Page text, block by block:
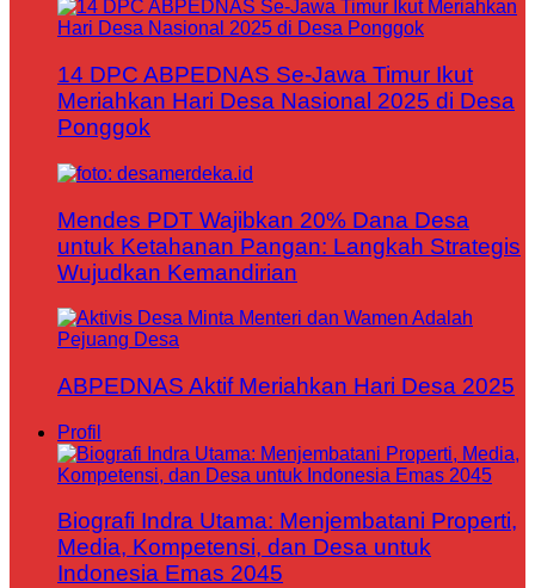
14 DPC ABPEDNAS Se-Jawa Timur Ikut
Meriahkan Hari Desa Nasional 2025 di Desa
Ponggok
Mendes PDT Wajibkan 20% Dana Desa
untuk Ketahanan Pangan: Langkah Strategis
Wujudkan Kemandirian
ABPEDNAS Aktif Meriahkan Hari Desa 2025
Profil
Biografi Indra Utama: Menjembatani Properti,
Media, Kompetensi, dan Desa untuk
Indonesia Emas 2045